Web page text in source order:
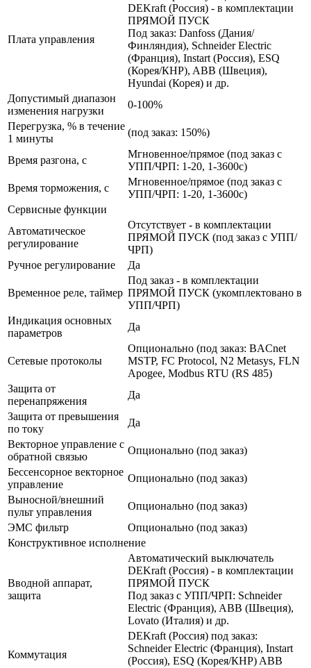
Плата управления
DEKraft (Россия) - в комплектации
ПРЯМОЙ ПУСК
Под заказ: Danfoss (Дания/
Финляндия), Schneider Electric
(Франция), Instart (Россия), ESQ
(Корея/КНР), ABB (Швеция),
Hyundai (Корея) и др.
Допустимый диапазон
изменения нагрузки
0-100%
Перегрузка, % в течение
1 минуты
(под заказ: 150%)
Время разгона, с
Мгновенное/прямое (под заказ с
УПП/ЧРП: 1-20, 1-3600с)
Время торможения, с
Мгновенное/прямое (под заказ с
УПП/ЧРП: 1-20, 1-3600с)
Сервисные функции
Автоматическое
регулирование
Отсутствует - в комплектации
ПРЯМОЙ ПУСК (под заказ с УПП/
ЧРП)
Ручное регулирование
Да
Временное реле, таймер
Под заказ - в комплектации
ПРЯМОЙ ПУСК (укомплектовано в
УПП/ЧРП)
Индикация основных
параметров
Да
Сетевые протоколы
Опционально (под заказ: BACnet
MSTP, FC Protocol, N2 Metasys, FLN
Apogee, Modbus RTU (RS 485)
Защита от
перенапряжения
Да
Защита от превышения
по току
Да
Векторное управление с
обратной связью
Опционально (под заказ)
Бессенсорное векторное
управление
Опционально (под заказ)
Выносной/внешний
пульт управления
Опционально (под заказ)
ЭМС фильтр
Опционально (под заказ)
Конструктивное исполнение
Вводной аппарат,
защита
Автоматический выключатель
DEKraft (Россия) - в комплектации
ПРЯМОЙ ПУСК
Под заказ с УПП/ЧРП: Schneider
Electric (Франция), ABB (Швеция),
Lovato (Италия) и др.
Коммутация
DEKraft (Россия) под заказ:
Schneider Electric (Франция), Instart
(Россия), ESQ (Корея/КНР) ABB